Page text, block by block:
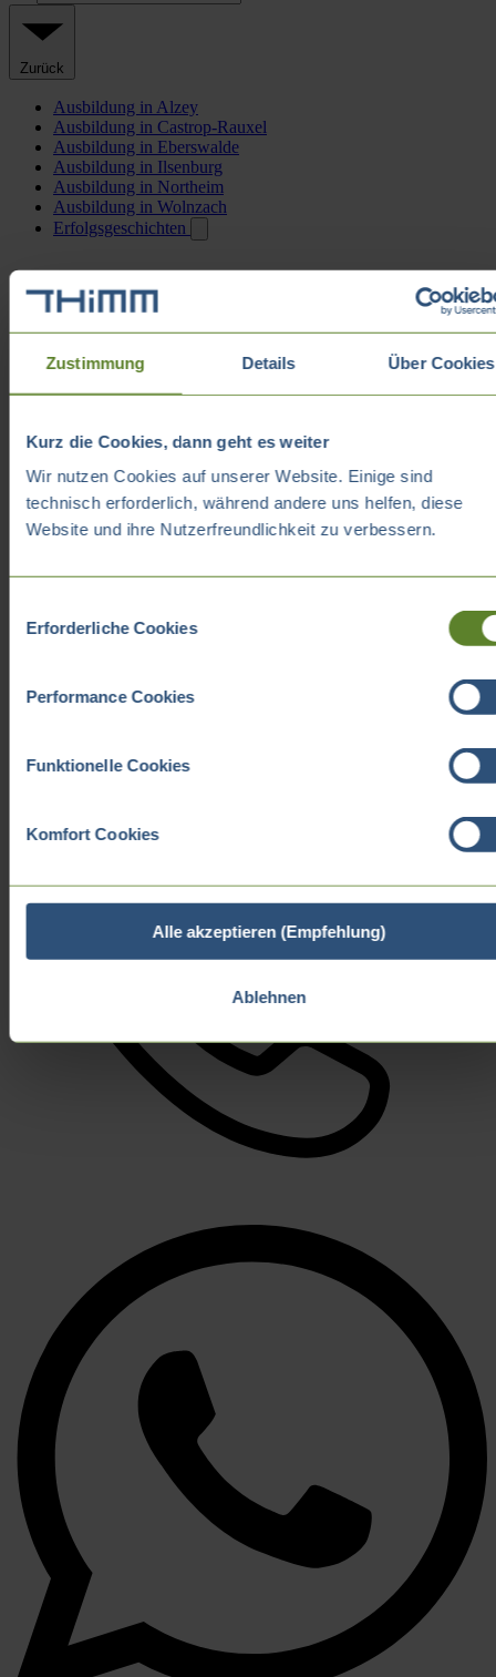
Zustimmung Details Über Cookies
Kurz die Cookies, dann geht es weiter
Wir nutzen Cookies auf unserer Website. Einige sind
technisch erforderlich, während andere uns helfen, diese
Website und ihre Nutzerfreundlichkeit zu verbessern.
Erforderliche Cookies
Performance Cookies
Funktionelle Cookies
Komfort Cookies
Alle akzeptieren (Empfehlung)
Ablehnen
Zurück
Ausbildung in Alzey
Ausbildung in Castrop-Rauxel
Ausbildung in Eberswalde
Ausbildung in Ilsenburg
Ausbildung in Northeim
Ausbildung in Wolnzach
Erfolgsgeschichten